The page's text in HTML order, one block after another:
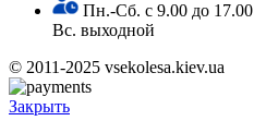
Пн.-Сб. с 9.00 до 17.00
Вс. выходной
© 2011-2025 vsekolesa.kiev.ua
Закрыть